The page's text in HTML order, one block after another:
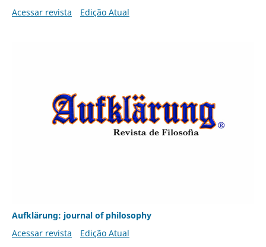
Acessar revista
Edição Atual
Aufklärung: journal of philosophy
Acessar revista
Edição Atual